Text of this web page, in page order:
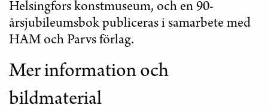
Helsingfors konstmuseum, och en 90-
årsjubileumsbok publiceras i samarbete med
HAM och Parvs förlag.
Mer information och
bildmaterial